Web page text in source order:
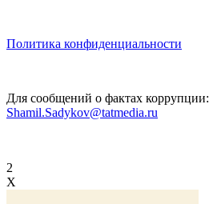
Политика конфиденциальности
Для сообщений о фактах коррупции:
Shamil.Sadykov@tatmedia.ru
2
X